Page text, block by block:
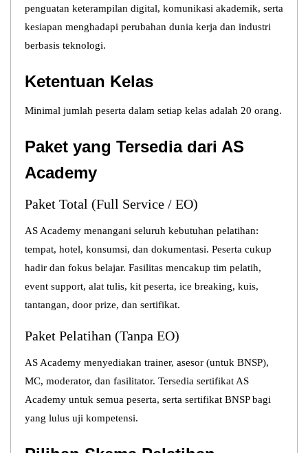
penguatan keterampilan digital, komunikasi akademik, serta
kesiapan menghadapi perubahan dunia kerja dan industri
berbasis teknologi.
Ketentuan Kelas
Minimal jumlah peserta dalam setiap kelas adalah 20 orang.
Paket yang Tersedia dari AS
Academy
Paket Total (Full Service / EO)
AS Academy menangani seluruh kebutuhan pelatihan:
tempat, hotel, konsumsi, dan dokumentasi. Peserta cukup
hadir dan fokus belajar. Fasilitas mencakup tim pelatih,
event support, alat tulis, kit peserta, ice breaking, kuis,
tantangan, door prize, dan sertifikat.
Paket Pelatihan (Tanpa EO)
AS Academy menyediakan trainer, asesor (untuk BNSP),
MC, moderator, dan fasilitator. Tersedia sertifikat AS
Academy untuk semua peserta, serta sertifikat BNSP bagi
yang lulus uji kompetensi.